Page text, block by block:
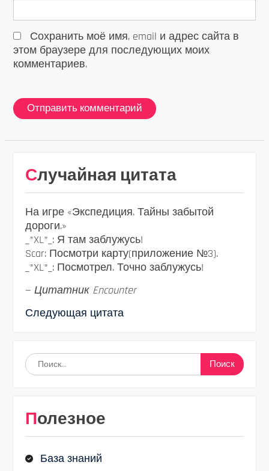
Сохранить моё имя, email и адрес сайта в
этом браузере для последующих моих
комментариев.
Случайная цитата
На игре «Экспедиция. Тайны забытой
дороги.»
_*XL*_: Я там заблужусь!
Scar: Посмотри карту(приложение №3).
_*XL*_: Посмотрел. Точно заблужусь!
— Цитатник Encounter
Следующая цитата
Найти:
Полезное
База знаний